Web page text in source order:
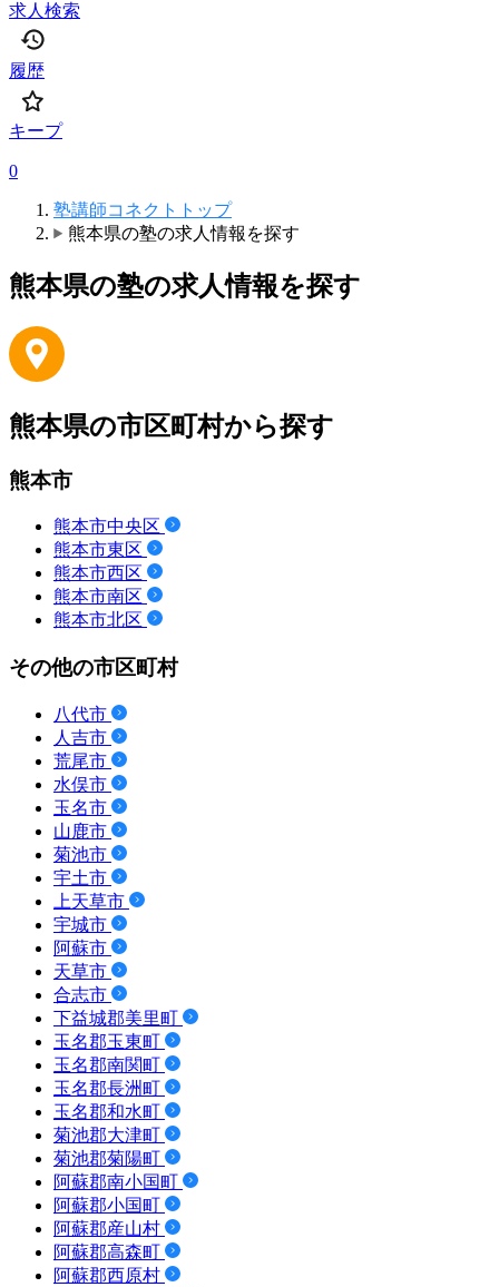
求人検索
履歴
キープ
0
塾講師コネクトトップ
熊本県の塾の求人情報を探す
熊本県の塾の求人情報を探す
熊本県の市区町村から探す
熊本市
熊本市中央区
熊本市東区
熊本市西区
熊本市南区
熊本市北区
その他の市区町村
八代市
人吉市
荒尾市
水俣市
玉名市
山鹿市
菊池市
宇土市
上天草市
宇城市
阿蘇市
天草市
合志市
下益城郡美里町
玉名郡玉東町
玉名郡南関町
玉名郡長洲町
玉名郡和水町
菊池郡大津町
菊池郡菊陽町
阿蘇郡南小国町
阿蘇郡小国町
阿蘇郡産山村
阿蘇郡高森町
阿蘇郡西原村